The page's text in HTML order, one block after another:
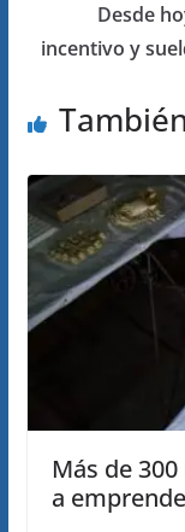
Desde
incentivo y
Más de
a